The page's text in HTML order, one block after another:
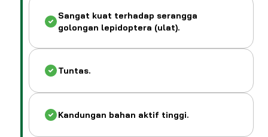
Sangat kuat terhadap serangga
golongan lepidoptera (ulat).
Tuntas.
Kandungan bahan aktif tinggi.